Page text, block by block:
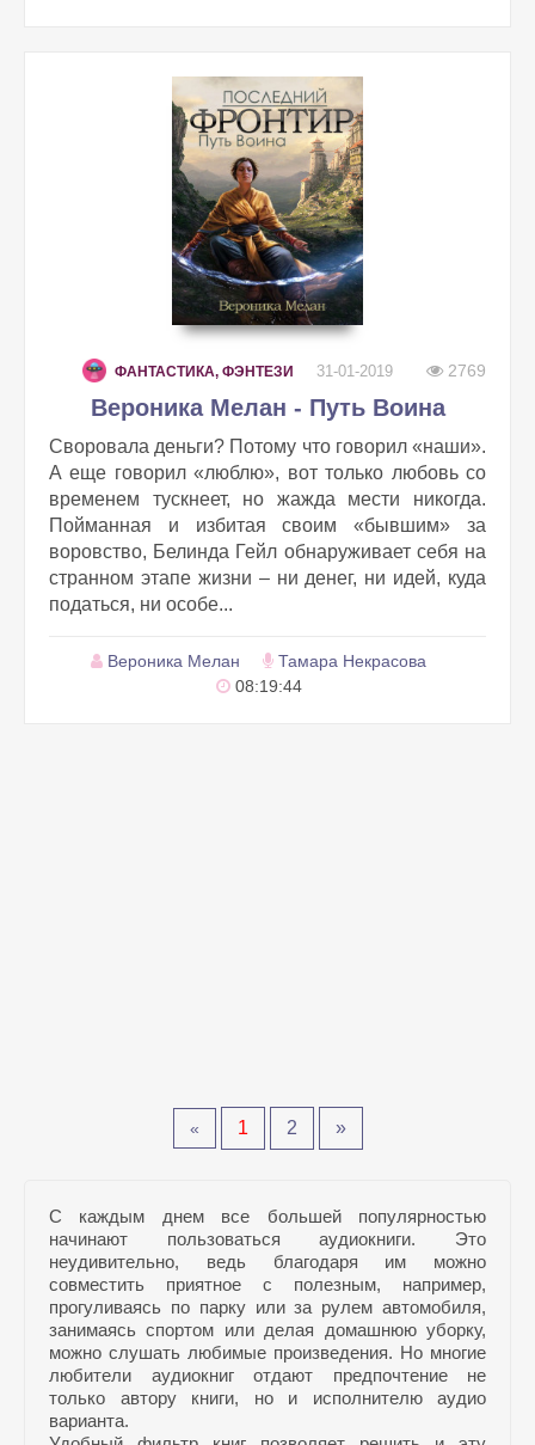
ФАНТАСТИКА, ФЭНТЕЗИ 31-01-2019 2769
Вероника Мелан - Путь Воина
Своровала деньги? Потому что говорил «наши».
А еще говорил «люблю», вот только любовь со
временем тускнеет, но жажда мести никогда.
Пойманная и избитая своим «бывшим» за
воровство, Белинда Гейл обнаруживает себя на
странном этапе жизни – ни денег, ни идей, куда
податься, ни особе...
Вероника Мелан
Тамара Некрасова
08:19:44
« 1 2 »
С каждым днем все большей популярностью
начинают пользоваться аудиокниги. Это
неудивительно, ведь благодаря им можно
совместить приятное с полезным, например,
прогуливаясь по парку или за рулем автомобиля,
занимаясь спортом или делая домашнюю уборку,
можно слушать любимые произведения. Но многие
любители аудиокниг отдают предпочтение не
только автору книги, но и исполнителю аудио
варианта.